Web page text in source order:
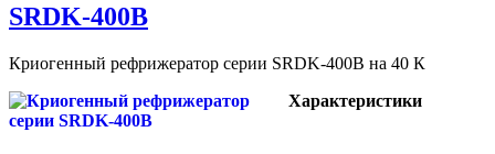
SRDK-400B
Криогенный рефрижератор серии SRDK-400B на 40 К
Характеристики